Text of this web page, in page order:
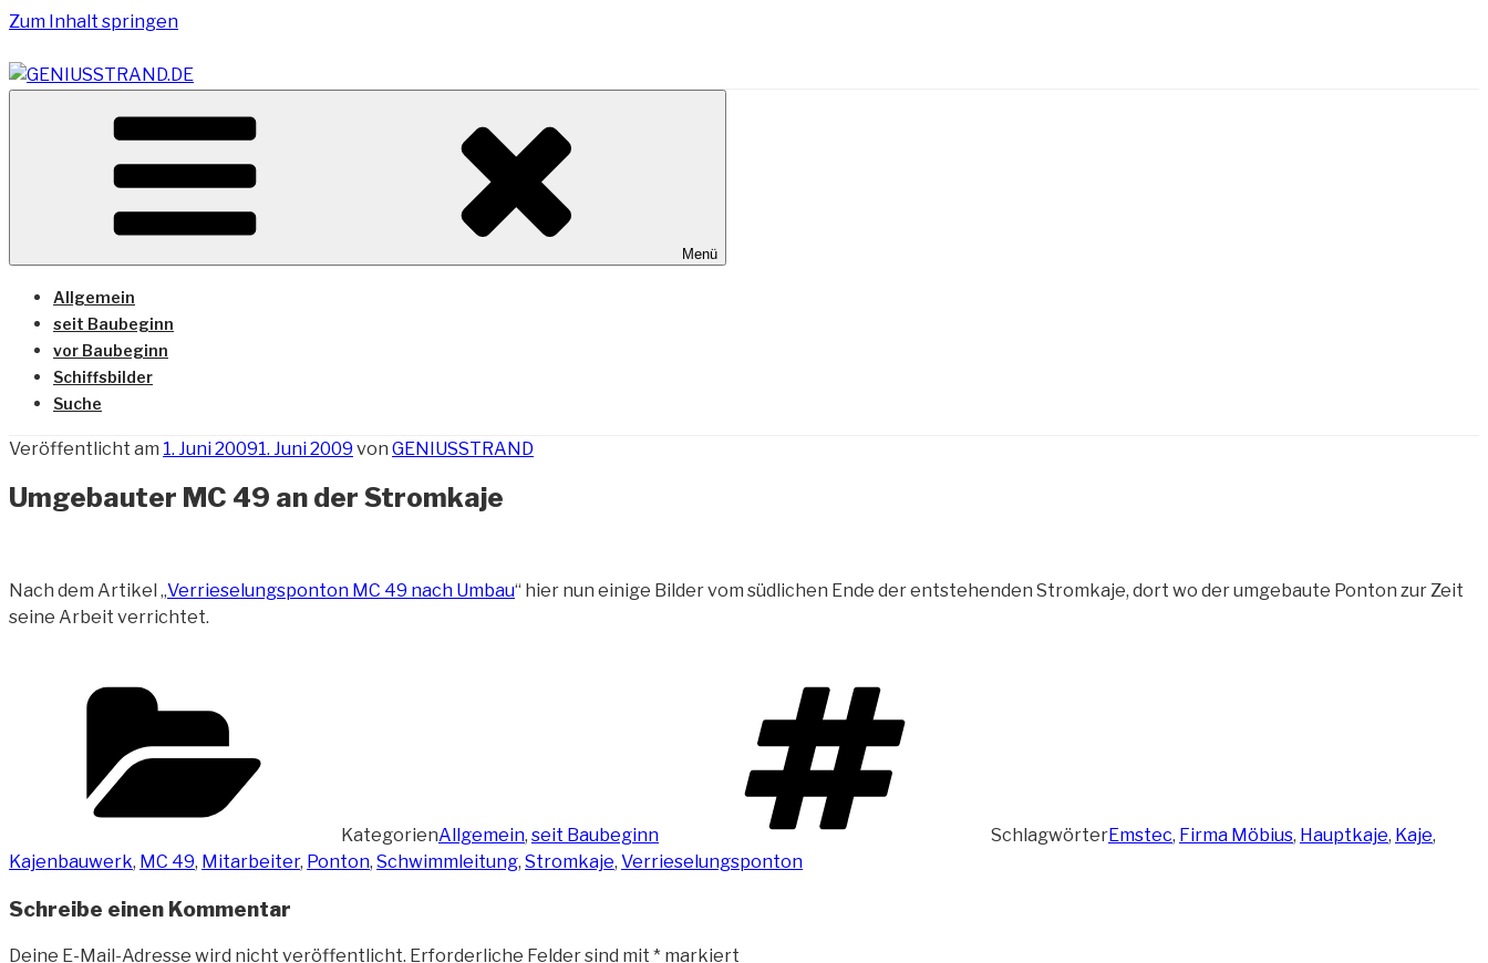
Zum Inhalt springen
GENIUSSTRAND.DE
Vom Geniusstrand zum JadeWeserPort/Container Terminal Wilhelmshaven
Menü
Allgemein
seit Baubeginn
vor Baubeginn
Schiffsbilder
Suche
Veröffentlicht am 1. Juni 20091. Juni 2009 von GENIUSSTRAND
Umgebauter MC 49 an der Stromkaje
Nach dem Artikel „Verrieselungsponton MC 49 nach Umbau“ hier nun einige Bilder vom südlichen Ende der entstehenden Stromkaje, dort wo der umgebaute Ponton zur Zeit
seine Arbeit verrichtet.
KategorienAllgemein, seit Baubeginn SchlagwörterEmstec, Firma Möbius, Hauptkaje, Kaje,
Kajenbauwerk, MC 49, Mitarbeiter, Ponton, Schwimmleitung, Stromkaje, Verrieselungsponton
Schreibe einen Kommentar
Deine E-Mail-Adresse wird nicht veröffentlicht. Erforderliche Felder sind mit * markiert